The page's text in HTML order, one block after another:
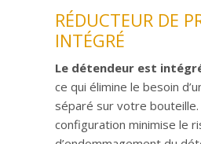
RÉDUCTEUR DE
INTÉGRÉ
Le détendeur est
ce qui élimine le besoin
séparé sur votre
configuration minimise le